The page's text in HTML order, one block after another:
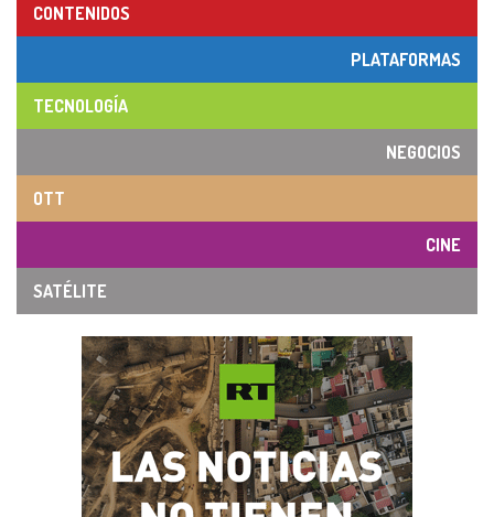
CONTENIDOS
PLATAFORMAS
TECNOLOGÍA
NEGOCIOS
OTT
CINE
SATÉLITE